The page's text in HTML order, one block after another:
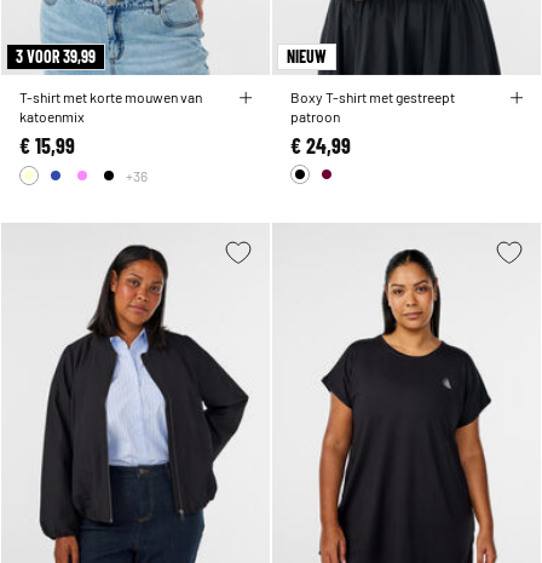
3 VOOR 39,99
T-shirt met korte mouwen van
katoenmix
€ 15,99
+36
NIEUW
Boxy T-shirt met gestreept
patroon
€ 24,99